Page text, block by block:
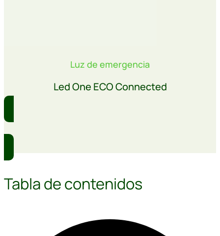
Luz de emergencia
Led One ECO Connected
Tabla de contenidos